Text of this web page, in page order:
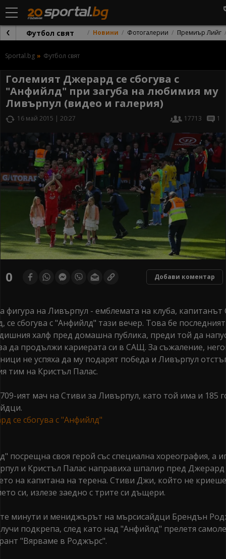
Футбол свят Новини Фотогалерии Премиър Лийг
Sportal.bg Футбол свят
Големият Джерард се сбогува с
"Анфийлд" при загуба на любимия му
Ливърпул (видео и галерия)
16 май 2015 | 20:27 17713 1
0 Добави коментар
фигура на Ливърпул - емблемата на клуба,
се сбогува с "Анфийлд" тази вечер. Това бе
халф пред домашна публика, преди той да
да продължи кариерата си в САЩ. За съжаление,
не успяха да му подарят победа и Ливърпул
тим на Кристъл Палас.
ият мач на Стиви за Ливърпул, като той има и 185
посрещна своя герой със специална хореография, а
и Кристъл Палас направиха шпалир пред
на капитана на терена. Стиви Джи, който не криеше
си, излезе заедно с трите си дъщери.
минути и мениджърът на мърсисайдци Брендън
подкрепа, след като над "Анфийлд" прелетя
"Вярваме в Роджърс".